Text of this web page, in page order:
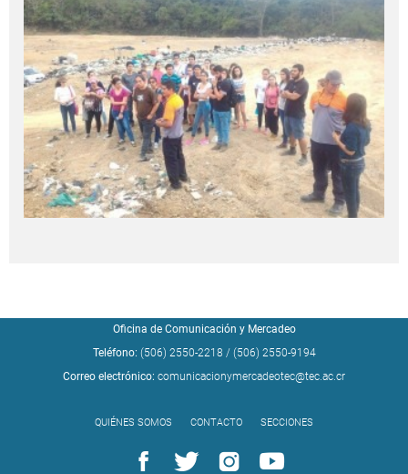
Oficina de Comunicación y Mercadeo
Teléfono: (506) 2550-2218 / (506) 2550-9194
Correo electrónico: comunicacionymercadeotec@tec.ac.cr
QUIÉNES SOMOS CONTACTO SECCIONES